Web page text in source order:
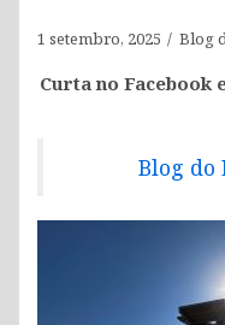
1 setembro, 2025 Blog
Curta no Facebook
Blog do